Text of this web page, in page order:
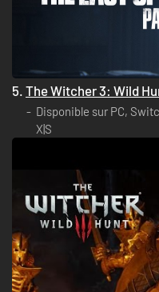
5. The Witcher 3: Wild
Disponible sur PC,
X|S